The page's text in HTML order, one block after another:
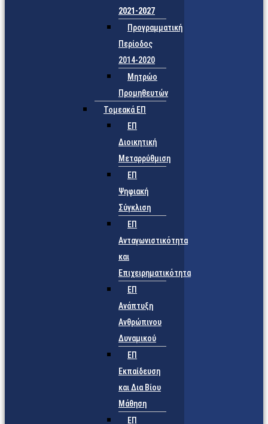
2021-2027
Προγραμματική
Περίοδος
2014-2020
Μητρώο
Προμηθευτών
Τομεακά ΕΠ
ΕΠ
Διοικητική
Μεταρρύθμιση
ΕΠ
Ψηφιακή
Σύγκλιση
ΕΠ
Ανταγωνιστικότητα
και
Επιχειρηματικότητα
ΕΠ
Ανάπτυξη
Ανθρώπινου
Δυναμικού
ΕΠ
Εκπαίδευση
και Δια Βίου
Μάθηση
ΕΠ